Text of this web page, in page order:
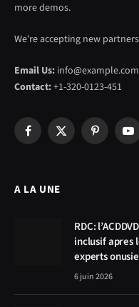
more demos.
We're accepting new
Email Us: info@example.com
Contact:+1-320-0123-451
Facebook
X
Pinterest
A LA UNE
RDC:
inclusif apres
experts
6 juin 2026